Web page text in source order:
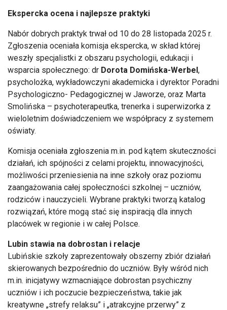
Ekspercka ocena i najlepsze praktyki
Nabór dobrych praktyk trwał od 10 do 28 listopada 2025 r.
Zgłoszenia oceniała komisja ekspercka, w skład której
weszły specjalistki z obszaru psychologii, edukacji i
wsparcia społecznego: dr Dorota Domińska-Werbel,
psycholożka, wykładowczyni akademicka i dyrektor Poradni
Psychologiczno- Pedagogicznej w Jaworze, oraz Marta
Smolińska – psychoterapeutka, trenerka i superwizorka z
wieloletnim doświadczeniem we współpracy z systemem
oświaty.
Komisja oceniała zgłoszenia m.in. pod kątem skuteczności
działań, ich spójności z celami projektu, innowacyjności,
możliwości przeniesienia na inne szkoły oraz poziomu
zaangażowania całej społeczności szkolnej – uczniów,
rodziców i nauczycieli. Wybrane praktyki tworzą katalog
rozwiązań, które mogą stać się inspiracją dla innych
placówek w regionie i w całej Polsce.
Lubin stawia na dobrostan i relacje
Lubińskie szkoły zaprezentowały obszerny zbiór działań
skierowanych bezpośrednio do uczniów. Były wśród nich
m.in. inicjatywy wzmacniające dobrostan psychiczny
uczniów i ich poczucie bezpieczeństwa, takie jak
kreatywne „strefy relaksu” i „atrakcyjne przerwy” z